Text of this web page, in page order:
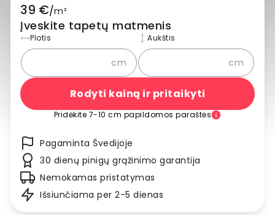
39 €/m²
Įveskite tapetų matmenis
Plotis
cm
Aukštis
cm
Rodyti kainą ir pritaikyti
Pridėkite 7-10 cm papildomos paraštės
Pagaminta Švedijoje
30 dienų pinigų grąžinimo garantija
Nemokamas pristatymas
Išsiunčiama per 2-5 dienas